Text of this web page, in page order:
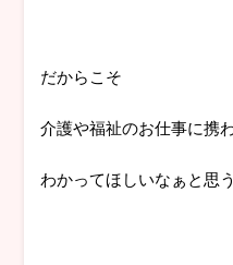
だからこそ
介護や福祉のお仕事に携
わかってほしいなぁと思